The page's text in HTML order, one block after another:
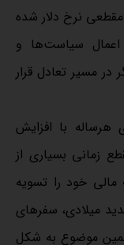
نرخ دلار شده
سیاست‌ها و
در مسیر تعادل قرار
هرساله با افزایش
زمانی بسیاری از
خود را تسویه
میلادی، سفرهای
موضوع به شکل